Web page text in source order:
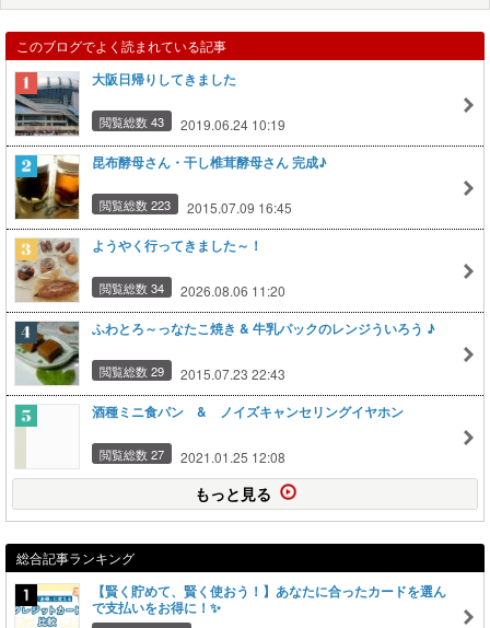
このブログでよく読まれている記事
大阪日帰りしてきました
閲覧総数 43 2019.06.24 10:19
昆布酵母さん・干し椎茸酵母さん 完成♪
閲覧総数 223 2015.07.09 16:45
ようやく行ってきました～！
閲覧総数 34 2026.08.06 11:20
ふわとろ～っなたこ焼き & 牛乳パックのレンジういろう ♪
閲覧総数 29 2015.07.23 22:43
酒種ミニ食パン & ノイズキャンセリングイヤホン
閲覧総数 27 2021.01.25 12:08
もっと見る
総合記事ランキング
【賢く貯めて、賢く使おう！】あなたに合ったカードを選ん
で支払いをお得に！✨